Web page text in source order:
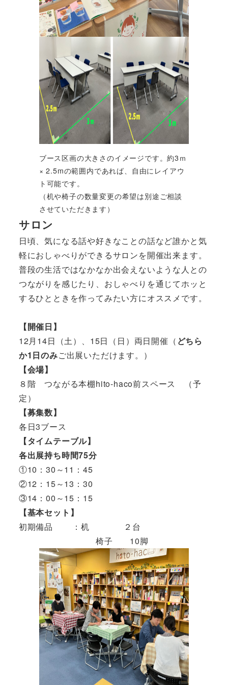
ブース区画の大きさのイメージです。約3ｍ
× 2.5mの範囲内であれば、自由にレイアウ
ト可能です。
（机や椅子の数量変更の希望は別途ご相談
させていただきます）
サロン
日頃、気になる話や好きなことの話など誰かと気
軽におしゃべりができるサロンを開催出来ます。
普段の生活ではなかなか出会えないような人との
つながりを感じたり、おしゃべりを通じてホッと
するひとときを作ってみたい方にオススメです。
【開催日】
12月14日（土）、15日（日）両日開催（ どちら
か1日のみご出展いただけます。）
【会場】
８階 つながる本棚hito-haco前スペース （予
定）
【募集数】
各日3ブース
【タイムテーブル】
各出展持ち時間75分
①10：30～11：45
②12：15～13：30
③14：00～15：15
【基本セット】
初期備品 ：机 ２台
椅子 10脚